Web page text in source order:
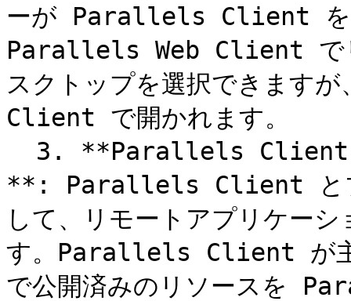
ーが Parallels Client をイ
Parallels Web Client でリ
スクトップを選択できます
Client で開かれます。
**: Parallels Client とブラ
して、リモートアプリケー
す。Parallels Client が主
で公開済みのリソースを